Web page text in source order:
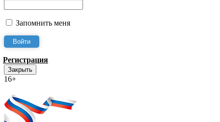
Запомнить меня
Регистрация
Закрыть
16+